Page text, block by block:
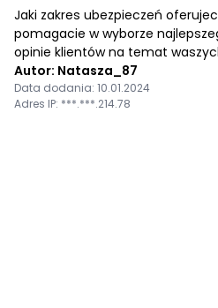
Jaki zakres ubezpieczeń
pomagacie w wyborze
opinie klientów na temat
Autor: Natasza_87
Data dodania: 10.01.2024
Adres IP: ***.***.214.78